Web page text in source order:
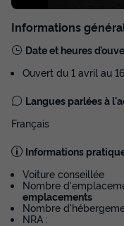
Informations
Date et heures
Ouvert du 1 avril au
Langues parlées à
Français
Informations
Voiture conseillée
Nombre
emplacements
Nombre
NRA :